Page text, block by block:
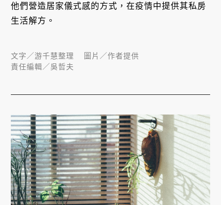
他們營造居家儀式感的方式，在疫情中提供其私房
生活解方。
文字／游千慧整理 圖片／作者提供
責任編輯／吳哲夫